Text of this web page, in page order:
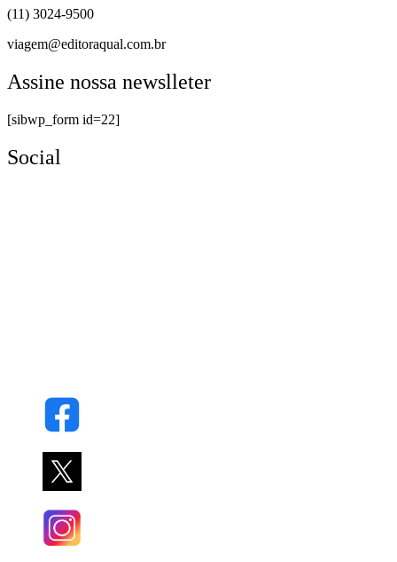
(11) 3024-9500
viagem@editoraqual.com.br
Assine nossa newslleter
[sibwp_form id=22]
Social